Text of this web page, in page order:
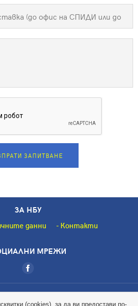
ЗАПИТВАНЕ
ЗА НБУ
данни Контакти
МРЕЖИ
(cookies), за да ви предостави по-